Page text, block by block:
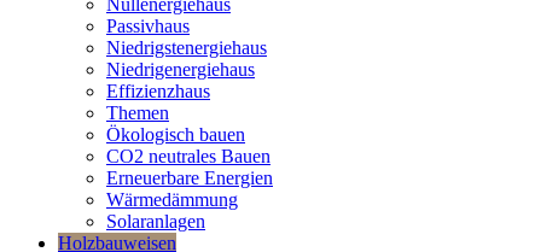
Nullenergiehaus
Passivhaus
Niedrigstenergiehaus
Niedrigenergiehaus
Effizienzhaus
Themen
Ökologisch bauen
CO2 neutrales Bauen
Erneuerbare Energien
Wärmedämmung
Solaranlagen
Holzbauweisen